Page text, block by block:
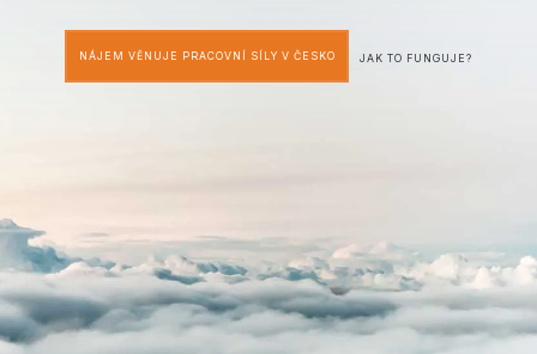
NÁJEM VĚNUJE PRACOVNÍ SÍLY V ČESKO JAK TO FUNGUJE?